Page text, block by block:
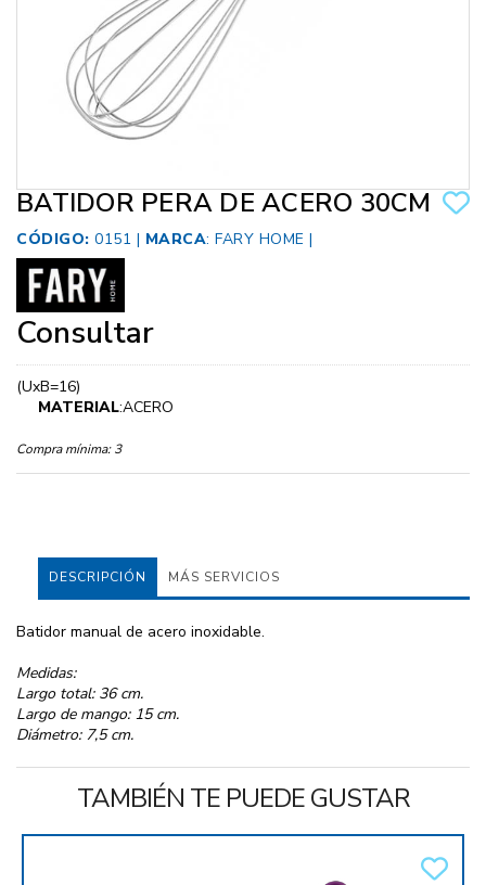
BATIDOR PERA DE ACERO 30CM
CÓDIGO: 0151 | MARCA: FARY HOME |
Consultar
(UxB=16)
MATERIAL:ACERO
Compra mínima: 3
DESCRIPCIÓN MÁS SERVICIOS
Batidor manual de acero inoxidable.
Medidas:
Largo total: 36 cm.
Largo de mango: 15 cm.
Diámetro: 7,5 cm.
TAMBIÉN TE PUEDE GUSTAR